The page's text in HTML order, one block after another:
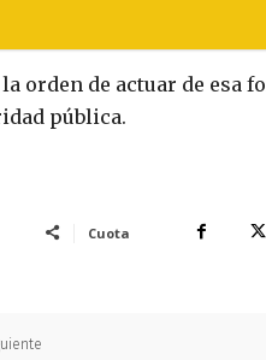
orden de actuar de esa
pública.
Cuota